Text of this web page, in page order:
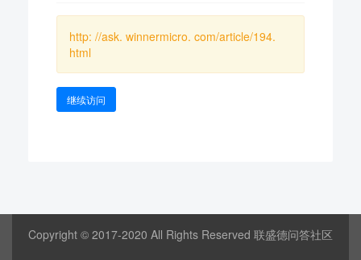
http: //ask. winnermicro. com/article/194.
html
继续访问
Copyright © 2017-2020 All Rights Reserved 联盛德问答社区